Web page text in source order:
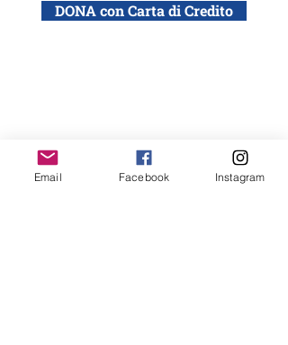
DONA con Carta di Credito
Email Facebook Instagram